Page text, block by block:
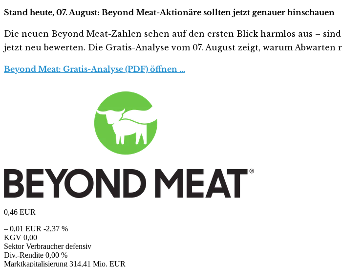
Stand heute, 07. August: Beyond Meat-Aktionäre sollten jetzt genauer hinschauen
Die neuen Beyond Meat-Zahlen sehen auf den ersten Blick harmlos aus –
jetzt neu bewerten. Die Gratis-Analyse vom 07. August zeigt, warum Abwarten
Beyond Meat: Gratis-Analyse (PDF) öffnen …
0,46 EUR
– 0,01 EUR -2,37 %
KGV 0,00
Sektor Verbraucher defensiv
Div.-Rendite 0,00 %
Marktkapitalisierung 314,41 Mio. EUR